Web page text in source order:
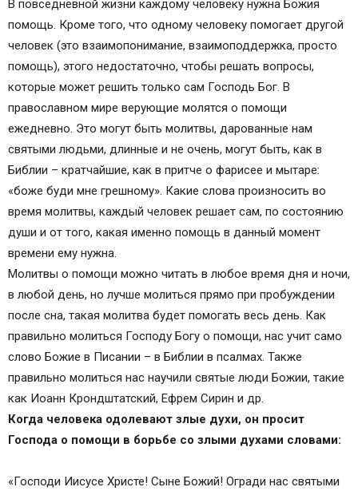
В повседневной жизни каждому человеку нужна Божия
помощь. Кроме того, что одному человеку помогает другой
человек (это взаимопонимание, взаимоподдержка, просто
помощь), этого недостаточно, чтобы решать вопросы,
которые может решить только сам Господь Бог. В
православном мире верующие молятся о помощи
ежедневно. Это могут быть молитвы, дарованные нам
святыми людьми, длинные и не очень, могут быть, как в
Библии – кратчайшие, как в притче о фарисее и мытаре:
«боже буди мне грешному». Какие слова произносить во
время молитвы, каждый человек решает сам, по состоянию
души и от того, какая именно помощь в данный момент
времени ему нужна.
Молитвы о помощи можно читать в любое время дня и ночи,
в любой день, но лучше молиться прямо при пробуждении
после сна, такая молитва будет помогать весь день. Как
правильно молиться Господу Богу о помощи, нас учит само
слово Божие в Писании – в Библии в псалмах. Также
правильно молиться нас научили святые люди Божии, такие
как Иоанн Крондштатский, Ефрем Сирин и др.
Когда человека одолевают злые духи, он просит
Господа о помощи в борьбе со злыми духами словами:
«Господи Иисусе Христе! Сыне Божий! Огради нас святыми